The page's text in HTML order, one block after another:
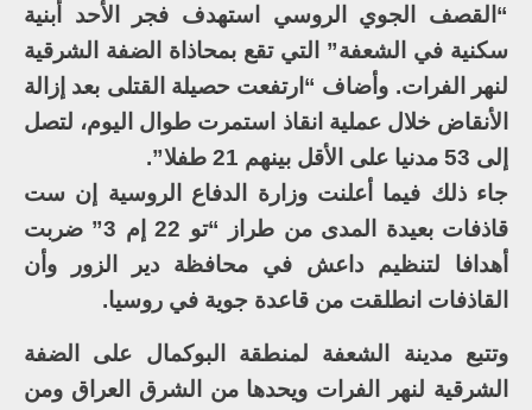
“القصف الجوي الروسي استهدف فجر الأحد أبنية
سكنية في الشعفة” التي تقع بمحاذاة الضفة الشرقية
لنهر الفرات. وأضاف “ارتفعت حصيلة القتلى بعد إزالة
الأنقاض خلال عملية انقاذ استمرت طوال اليوم، لتصل
إلى 53 مدنيا على الأقل بينهم 21 طفلا”.
جاء ذلك فيما أعلنت وزارة الدفاع الروسية إن ست
قاذفات بعيدة المدى من طراز “تو 22 إم 3” ضربت
أهدافا لتنظيم داعش في محافظة دير الزور وأن
القاذفات انطلقت من قاعدة جوية في روسيا.
وتتبع مدينة الشعفة لمنطقة البوكمال على الضفة
الشرقية لنهر الفرات ويحدها من الشرق العراق ومن